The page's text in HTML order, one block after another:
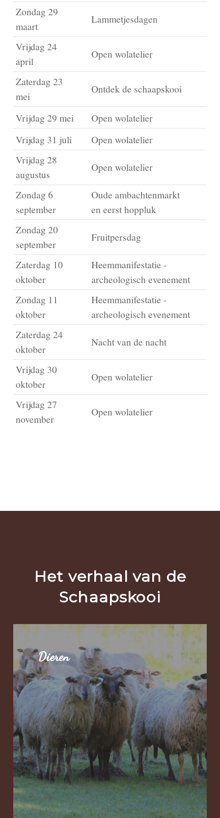
Zondag 29
maart
Lammetjesdagen
Vrijdag 24
april
Open wolatelier
Zaterdag 23
mei
Ontdek de schaapskooi
Vrijdag 29 mei
Open wolatelier
Vrijdag 31 juli
Open wolatelier
Vrijdag 28
augustus
Open wolatelier
Zondag 6
september
Oude ambachtenmarkt
en eerst hoppluk
Zondag 20
september
Fruitpersdag
Zaterdag 10
oktober
Heemmanifestatie -
archeologisch evenement
Zondag 11
oktober
Heemmanifestatie -
archeologisch evenement
Zaterdag 24
oktober
Nacht van de nacht
Vrijdag 30
oktober
Open wolatelier
Vrijdag 27
november
Open wolatelier
Het verhaal van de
Schaapskooi
Dieren